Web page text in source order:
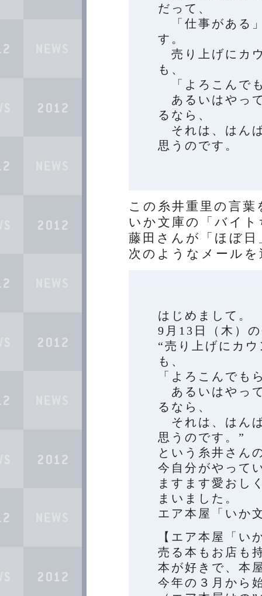
だって、
「仕事がある
す。
売り上げにカ
も、
「よろこんで
あるいはやっ
るなら、
それは、はん
思うのです。
この糸井重里の言葉
いか文庫の「バイ
藤田さんが「ほぼ日
次のようなメール
はじめまして。
9月13日（木）
“売り上げにカ
も、
「よろこんでも
あるいはやっ
るなら、
それは、はん
思うのです。”
という糸井さん
今自分がやって
ますます愛おし
まいました。
エア本屋「いか
【エア本屋「い
売る本もお店も
本が好きで、本
今年の３月から